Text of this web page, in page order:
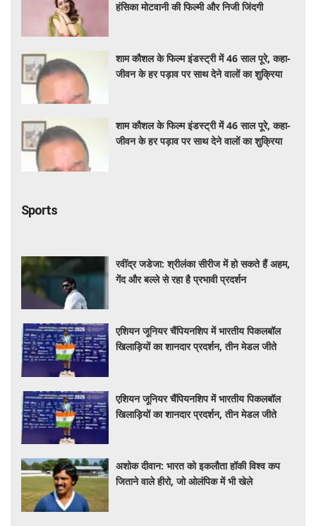
हंसिका मोटवानी की फिल्मी और निजी जिंदगी
शाम कौशल के फिल्म इंडस्ट्री में 46 साल पूरे, कहा-
जीवन के हर पड़ाव पर साथ देने वालों का शुक्रिया
शाम कौशल के फिल्म इंडस्ट्री में 46 साल पूरे, कहा-
जीवन के हर पड़ाव पर साथ देने वालों का शुक्रिया
Sports
रवींद्र जडेजा: श्रीलंका सीरीज में हो सकते हैं अहम,
गेंद और बल्ले से रहा है प्रभावी प्रदर्शन
एशियन जूनियर चैंपियनशिप में भारतीय पिकलबॉल
खिलाड़ियों का शानदार प्रदर्शन, तीन मेडल जीते
एशियन जूनियर चैंपियनशिप में भारतीय पिकलबॉल
खिलाड़ियों का शानदार प्रदर्शन, तीन मेडल जीते
अशोक दीवान: भारत को इकलौता हॉकी विश्व कप
जिताने वाले हीरो, जो ओलंपिक में भी खेले